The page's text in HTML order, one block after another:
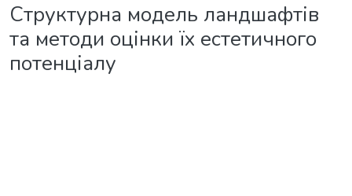
Структурна модель ландшафтів
та методи оцінки їх естетичного
потенціалу